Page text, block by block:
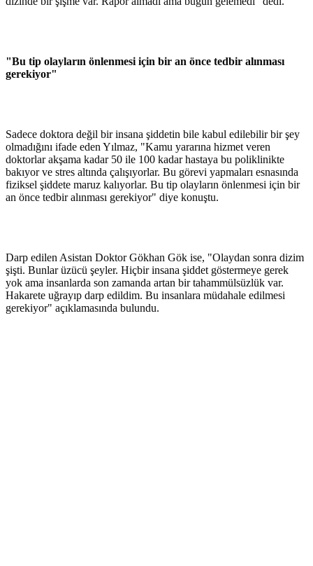
"Bu tip olayların önlenmesi için bir an önce tedbir alınması
gerekiyor"
Sadece doktora değil bir insana şiddetin bile kabul edilebilir bir şey
olmadığını ifade eden Yılmaz, "Kamu yararına hizmet veren
doktorlar akşama kadar 50 ile 100 kadar hastaya bu poliklinikte
bakıyor ve stres altında çalışıyorlar. Bu görevi yapmaları esnasında
fiziksel şiddete maruz kalıyorlar. Bu tip olayların önlenmesi için bir
an önce tedbir alınması gerekiyor" diye konuştu.
Darp edilen Asistan Doktor Gökhan Gök ise, "Olaydan sonra dizim
şişti. Bunlar üzücü şeyler. Hiçbir insana şiddet göstermeye gerek
yok ama insanlarda son zamanda artan bir tahammülsüzlük var.
Hakarete uğrayıp darp edildim. Bu insanlara müdahale edilmesi
gerekiyor" açıklamasında bulundu.